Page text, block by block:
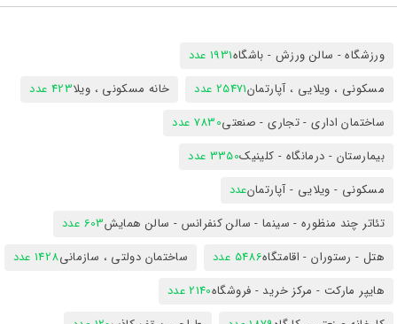
ورزشگاه - سالن ورزش - باشگاه1931 عدد
مسکونی ، ویلایی ، آپارتمان25471 عدد خانه مسکونی ، ویلا423 عدد
ساختمان اداری - تجاری - صنعتی7830 عدد
بیمارستان - درمانگاه - کلینیک3350 عدد
مسکونی - ویلایی - آپارتمانعدد
تئاتر چند منظوره - سینما - سالن کنفرانس - سالن همایش603 عدد
هتل - رستوران - اقامتگاه5486 عدد ساختمان دولتی ، سازمانی1428 عدد
هایپر مارکت - مرکز خرید - فروشگاه2140 عدد